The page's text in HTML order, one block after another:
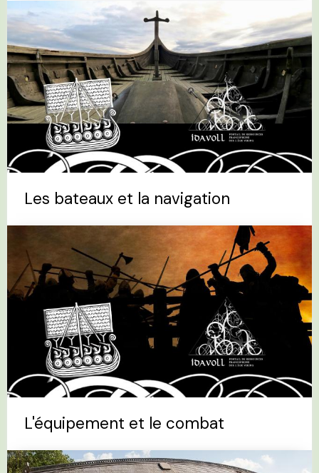
Les bateaux et la navigation
L'équipement et le combat